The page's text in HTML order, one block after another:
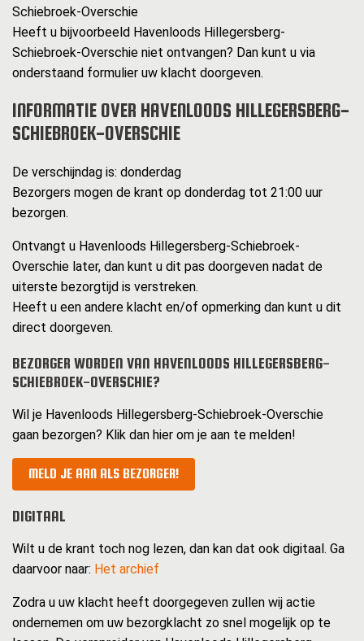
Schiebroek-Overschie
Heeft u bijvoorbeeld Havenloods Hillegersberg-
Schiebroek-Overschie niet ontvangen? Dan kunt u via
onderstaand formulier uw klacht doorgeven.
INFORMATIE OVER HAVENLOODS HILLEGERSBERG-
SCHIEBROEK-OVERSCHIE
De verschijndag is: donderdag
Bezorgers mogen de krant op donderdag tot 21:00 uur
bezorgen.
Ontvangt u Havenloods Hillegersberg-Schiebroek-
Overschie later, dan kunt u dit pas doorgeven nadat de
uiterste bezorgtijd is verstreken.
Heeft u een andere klacht en/of opmerking dan kunt u dit
direct doorgeven.
BEZORGER WORDEN VAN HAVENLOODS HILLEGERSBERG-
SCHIEBROEK-OVERSCHIE?
Wil je Havenloods Hillegersberg-Schiebroek-Overschie
gaan bezorgen? Klik dan hier om je aan te melden!
MELD JE AAN ALS BEZORGER!
DIGITAAL
Wilt u de krant toch nog lezen, dan kan dat ook digitaal. Ga
daarvoor naar: Het archief
Zodra u uw klacht heeft doorgegeven zullen wij actie
ondernemen om uw bezorgklacht zo snel mogelijk op te